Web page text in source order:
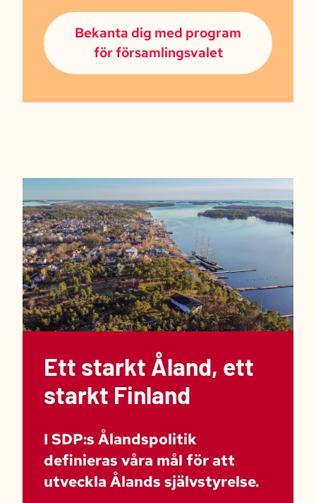
Bekanta dig med program
för församlingsvalet
Ett starkt Åland, ett
starkt Finland
I SDP:s Ålandspolitik
definieras våra mål för att
utveckla Ålands självstyrelse.